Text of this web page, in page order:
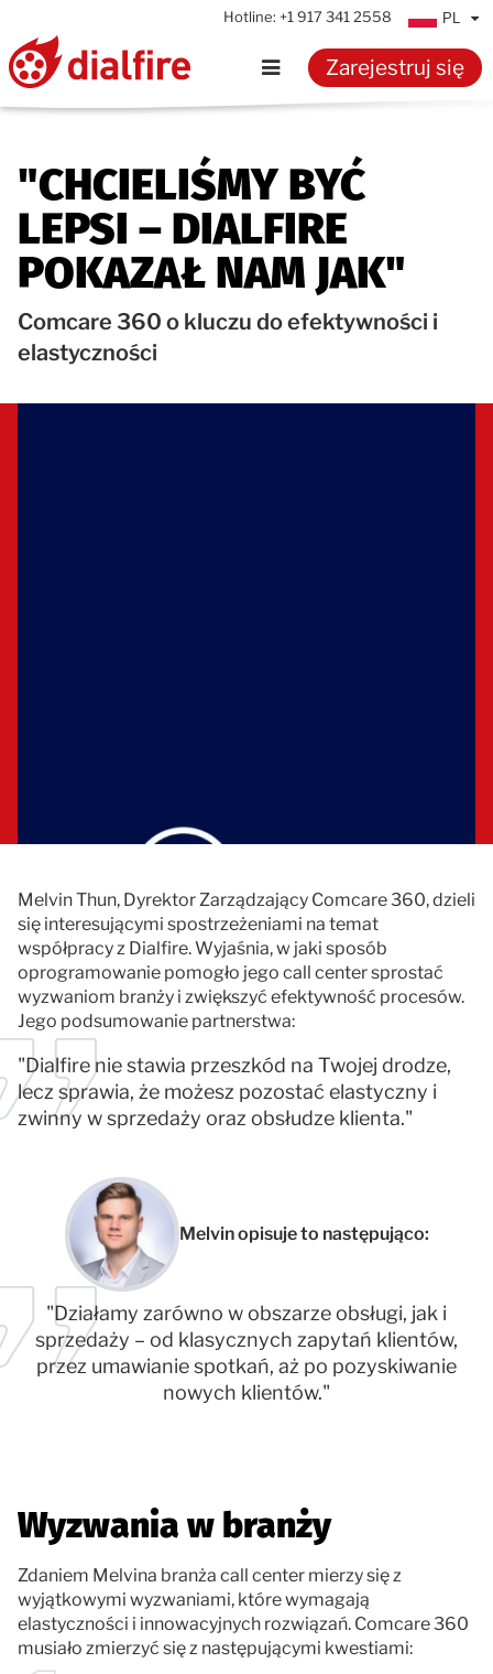
Hotline: +1 917 341 2558 PL
Funkcje
Referencje
Cennik
Zarejestruj się
"CHCIELIŚMY BYĆ
LEPSI – DIALFIRE
POKAZAŁ NAM JAK"
Comcare 360 o kluczu do efektywności i
elastyczności
Melvin Thun, Dyrektor Zarządzający Comcare 360, dzieli
się interesującymi spostrzeżeniami na temat
współpracy z Dialfire. Wyjaśnia, w jaki sposób
oprogramowanie pomogło jego call center sprostać
wyzwaniom branży i zwiększyć efektywność procesów.
Jego podsumowanie partnerstwa:
"Dialfire nie stawia przeszkód na Twojej drodze,
lecz sprawia, że możesz pozostać elastyczny i
zwinny w sprzedaży oraz obsłudze klienta."
Melvin opisuje to następująco:
"Działamy zarówno w obszarze obsługi, jak i
sprzedaży – od klasycznych zapytań klientów,
przez umawianie spotkań, aż po pozyskiwanie
nowych klientów."
Wyzwania w branży
Zdaniem Melvina branża call center mierzy się z
wyjątkowymi wyzwaniami, które wymagają
elastyczności i innowacyjnych rozwiązań. Comcare 360
musiało zmierzyć się z następującymi kwestiami: